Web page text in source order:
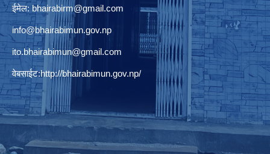
ईमेल: bhairabirm@gmail.com
info@bhairabimun.gov.np
ito.bhairabimun@gmail.com
वेबसाईट:http://bhairabimun.gov.np/